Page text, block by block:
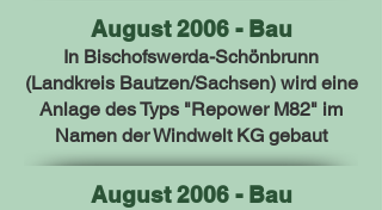
August 2006 - Bau
In Bischofswerda-Schönbrunn
(Landkreis Bautzen/Sachsen) wird eine
Anlage des Typs "Repower M82" im
Namen der Windwelt KG gebaut
August 2006 - Bau